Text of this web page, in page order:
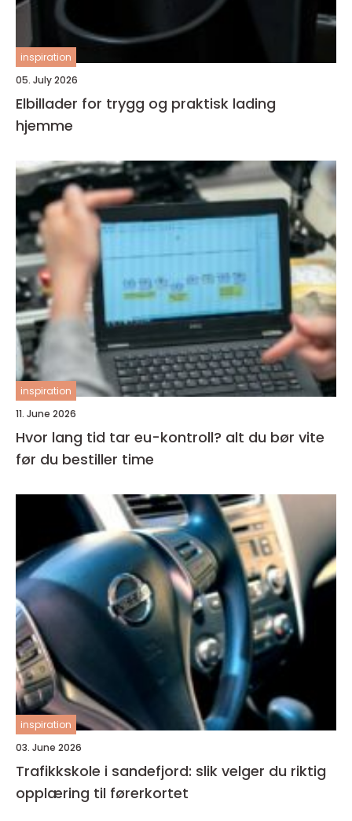
inspiration
05. July 2026
Elbillader for trygg og praktisk lading
hjemme
inspiration
11. June 2026
Hvor lang tid tar eu-kontroll? alt du bør vite
før du bestiller time
inspiration
03. June 2026
Trafikkskole i sandefjord: slik velger du riktig
opplæring til førerkortet